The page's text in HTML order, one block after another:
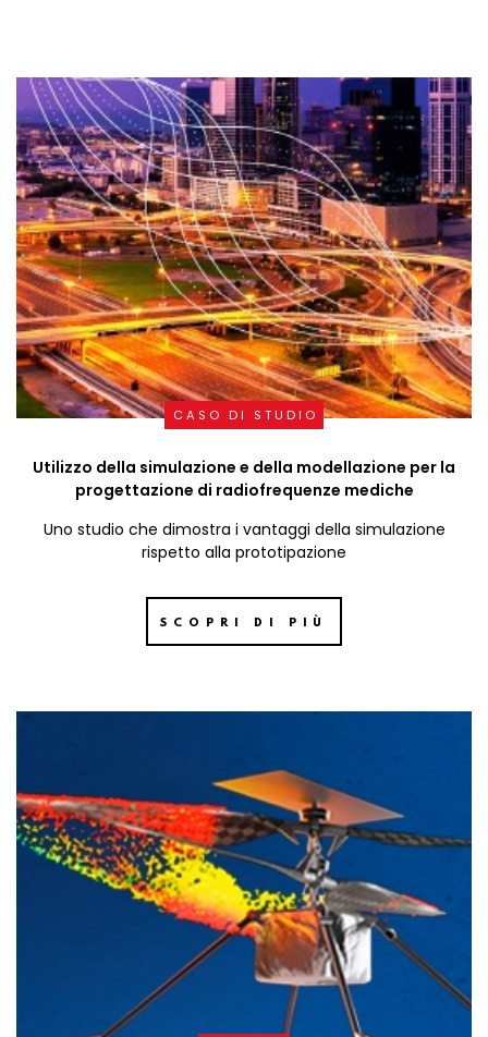
CASO DI STUDIO
Utilizzo della simulazione e della modellazione per la
progettazione di radiofrequenze mediche
Uno studio che dimostra i vantaggi della simulazione
rispetto alla prototipazione
SCOPRI DI PIÙ